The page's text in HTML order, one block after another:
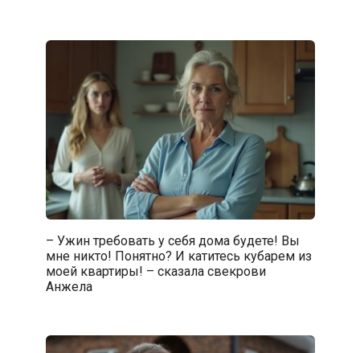
– Ужин требовать у себя дома будете! Вы
мне никто! Понятно? И катитесь кубарем из
моей квартиры! – сказала свекрови
Анжела